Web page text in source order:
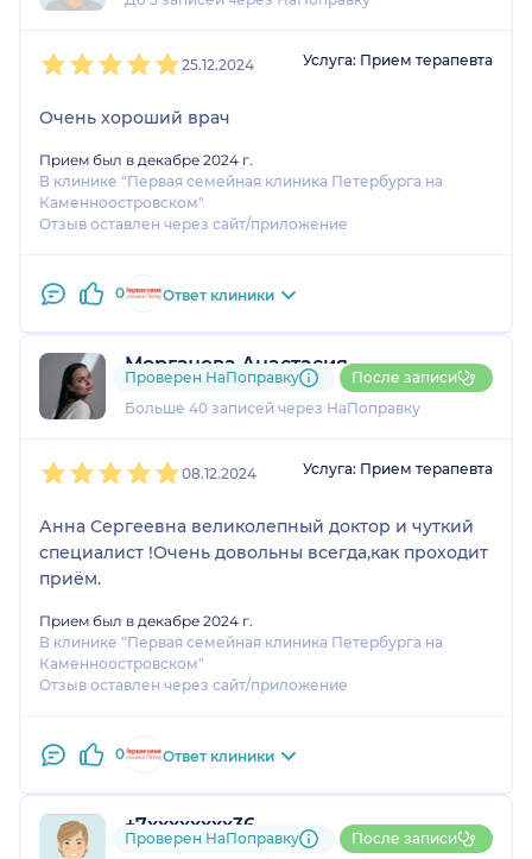
25.12.2024 Услуга: Прием терапевта
Очень хороший врач
Прием был в декабре 2024 г.
В клинике "Первая семейная клиника Петербурга на
Каменноостровском"
Отзыв оставлен через сайт/приложение
0 Ответ клиники
Моргачева Анастасия
7 отзывов и1 оценка
Больше 40 записей через НаПоправку
Проверен НаПоправку После записи
08.12.2024 Услуга: Прием терапевта
Анна Сергеевна великолепный доктор и чуткий
специалист !Очень довольны всегда,как проходит
приём.
Прием был в декабре 2024 г.
В клинике "Первая семейная клиника Петербурга на
Каменноостровском"
Отзыв оставлен через сайт/приложение
0 Ответ клиники
+7xxxxxxxx36
6 отзывов и3 оценки
Проверен НаПоправку После записи